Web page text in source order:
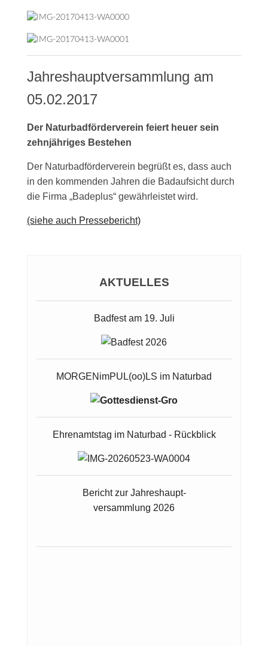
Jahreshauptversammlung am
05.02.2017
Der Naturbadförderverein feiert heuer sein
zehnjähriges Bestehen
Der Naturbadförderverein begrüßt es, dass auch
in den kommenden Jahren die Badaufsicht durch
die Firma „Badeplus“ gewährleistet wird.
(siehe auch Pressebericht)
AKTUELLES
Badfest am 19. Juli
MORGENimPUL(oo)LS im Naturbad
Ehrenamtstag im Naturbad - Rückblick
Bericht zur Jahreshaupt-
versammlung 2026